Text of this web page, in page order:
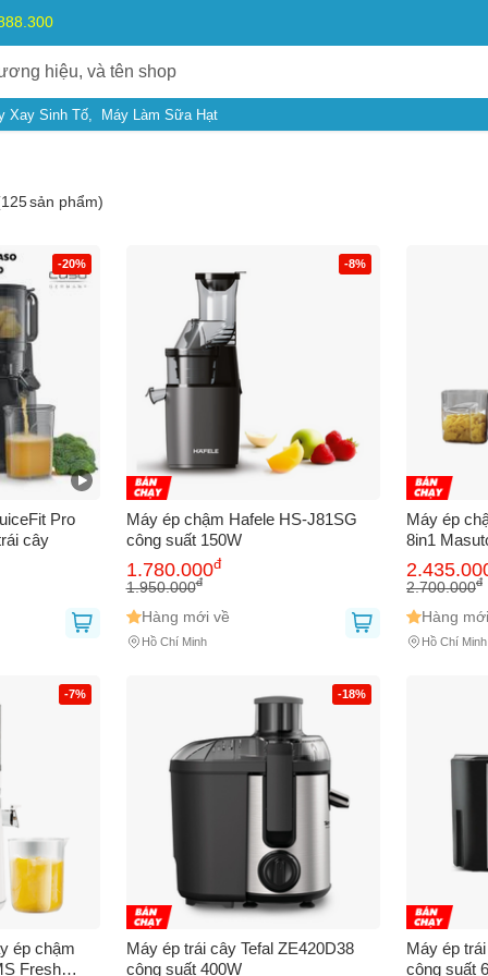
Xay Sinh Tố Máy Làm Sữa Hạt
125sản phẩm)
-20%
Pro
cây
-8%
Máy ép chậm Hafele HS-J81SG
công suất 150W
1.780.000đ
1.950.000đ
Hàng mới về
Hồ Chí Minh
Máy ép
8in1
2.700.000đ
Hàng
Hồ Chí Minh
-7%
ép chậm
Fresh
-18%
Máy ép trái cây Tefal ZE420D38
công suất 400W
Máy ép
công suất
Hãy báo lỗi cho chúng tôi. Hoặc gọi cho chúng tôi qua số